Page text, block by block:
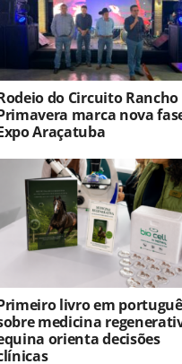
do Circuito Rancho
marca nova
Araçatuba
livro em
medicina
orienta decisões